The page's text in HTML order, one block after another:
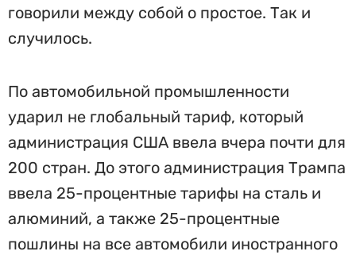
говорили между собой о простое. Так и
случилось.
По автомобильной промышленности
ударил не глобальный тариф, который
администрация США ввела вчера почти для
200 стран. До этого администрация Трампа
ввела 25-процентные тарифы на сталь и
алюминий, а также 25-процентные
пошлины на все автомобили иностранного